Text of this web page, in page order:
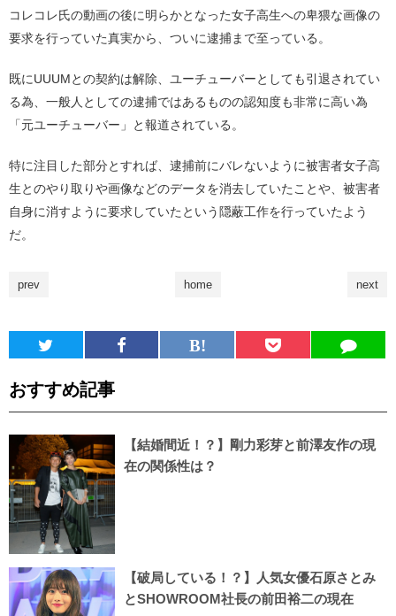
コレコレ氏の動画の後に明らかとなった女子高生への卑猥な画像の
要求を行っていた真実から、ついに逮捕まで至っている。
既にUUUMとの契約は解除、ユーチューバーとしても引退されてい
る為、一般人としての逮捕ではあるものの認知度も非常に高い為
「元ユーチューバー」と報道されている。
特に注目した部分とすれば、逮捕前にバレないように被害者女子高
生とのやり取りや画像などのデータを消去していたことや、被害者
自身に消すように要求していたという隠蔽工作を行っていたよう
だ。
prev home next
おすすめ記事
【結婚間近！？】剛力彩芽と前澤友作の現
在の関係性は？
【破局している！？】人気女優石原さとみ
とSHOWROOM社長の前田裕二の現在